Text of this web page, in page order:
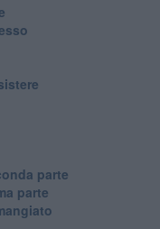
parte
parte